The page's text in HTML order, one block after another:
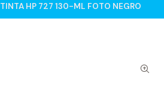
TINTA HP 727 130-ML FOTO NEGRO